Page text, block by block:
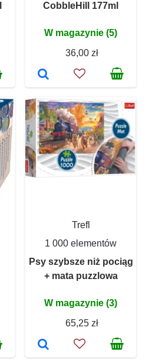
CobbleHill 177ml
W magazynie (5)
36,00 zł
Trefl
1 000 elementów
Psy szybsze niż pociąg
+ mata puzzlowa
W magazynie (3)
65,25 zł